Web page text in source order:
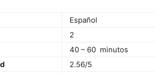
Español
2
40 – 60 minutos
2.56/5